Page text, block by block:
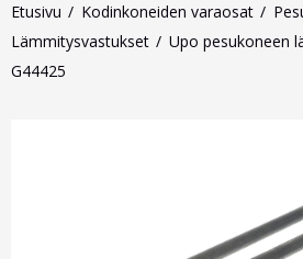
Etusivu Kodinkoneiden varaosat
Lämmitysvastukset
Upo pesukoneen
G44425